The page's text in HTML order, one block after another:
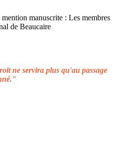
ne servira plus qu'au passage